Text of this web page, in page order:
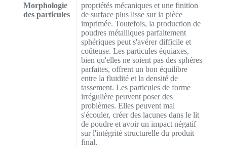
Morphologie
des particules
propriétés mécaniques et une finition
de surface plus lisse sur la pièce
imprimée. Toutefois, la production de
poudres métalliques parfaitement
sphériques peut s'avérer difficile et
coûteuse. Les particules équiaxes,
bien qu'elles ne soient pas des sphères
parfaites, offrent un bon équilibre
entre la fluidité et la densité de
tassement. Les particules de forme
irrégulière peuvent poser des
problèmes. Elles peuvent mal
s'écouler, créer des lacunes dans le lit
de poudre et avoir un impact négatif
sur l'intégrité structurelle du produit
final.